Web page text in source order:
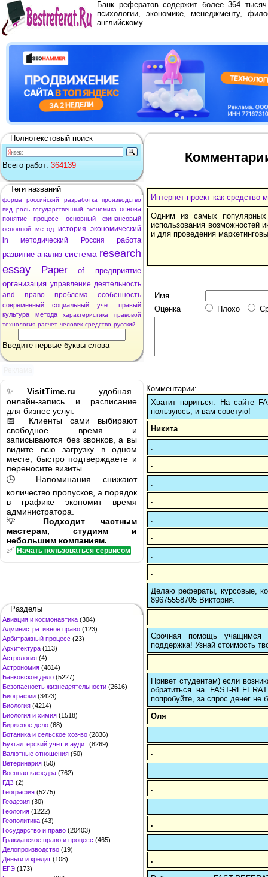
Банк рефератов содержит более 364
психологии, экономике, менеджменту,
английскому.
Полнотекстовый поиск
Всего работ: 364139
Теги названий
форма российский разработка
производство
вид
роль государственный экономика основа
понятие
процесс основный
финансовый
основной метод история экономический
in
методический Россия
работа
развитие анализ система research
essay
Paper of
предприятие
организация управление деятельность
and
право проблема особенность
современный социальный учет
правый
культура
метода характеристика
правовой
технология расчет человек средство русский
Введите первые буквы слова
✨ VisitTime.ru — удобная
онлайн-запись и расписание
для бизнес услуг.
📅 Клиенты сами выбирают
свободное время и
записываются без звонков, а вы
видите всю загрузку в одном
месте, быстро подтверждаете и
переносите визиты.
🕒 Напоминания снижают
количество пропусков, а порядок
в графике экономит время
администратора.
💡 Подходит частным
мастерам, студиям и
небольшим компаниям.
✅ Начать пользоваться сервисом
Разделы
Авиация и космонавтика (304)
Административное право (123)
Арбитражный процесс (23)
Архитектура (113)
Астрология (4)
Астрономия (4814)
Банковское дело (5227)
Безопасность жизнедеятельности (2616)
Биографии (3423)
Биология (4214)
Биология и химия (1518)
Биржевое дело (68)
Ботаника и сельское хоз-во (2836)
Бухгалтерский учет и аудит (8269)
Валютные отношения (50)
Ветеринария (50)
Военная кафедра (762)
ГДЗ (2)
География (5275)
Геодезия (30)
Геология (1222)
Геополитика (43)
Государство и право (20403)
Гражданское право и процесс (465)
Делопроизводство (19)
Деньги и кредит (108)
ЕГЭ (173)
Интернет-проект как средство
Одним из самых
использования возможностей
и для проведения
Имя
Оценка
Плохо
Комментарии:
Хватит париться. На сайте
пользуюсь, и вам советую!
Никита
.
.
.
.
Делаю рефераты, курсовые,
89675558705 Виктория.
Срочная помощь учащимся в
поддержка! Узнай стоимость
Привет студентам) если
обратиться на FAST-
попробуйте, за спрос денег не
Оля
.
.
.
.